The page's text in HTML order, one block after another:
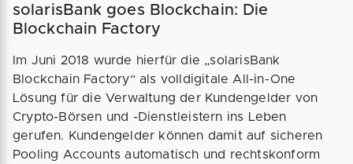
solarisBank goes Blockchain: Die
Blockchain Factory
Im Juni 2018 wurde hierfür die „solarisBank
Blockchain Factory“ als volldigitale All-in-One
Lösung für die Verwaltung der Kundengelder von
Crypto-Börsen und -Dienstleistern ins Leben
gerufen. Kundengelder können damit auf sicheren
Pooling Accounts automatisch und rechtskonform